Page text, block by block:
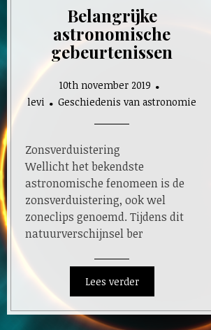
Belangrijke
astronomische
gebeurtenissen
10th november 2019
levi
Geschiedenis van astronomie
Zonsverduistering
Wellicht het bekendste
astronomische fenomeen is de
zonsverduistering, ook wel
zoneclips genoemd. Tijdens dit
natuurverschijnsel ber